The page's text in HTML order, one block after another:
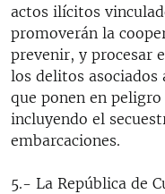
actos ilícitos
promoverán la
prevenir, y procesar
los delitos
que ponen en
incluyendo el
embarcaciones.
5.- La República de